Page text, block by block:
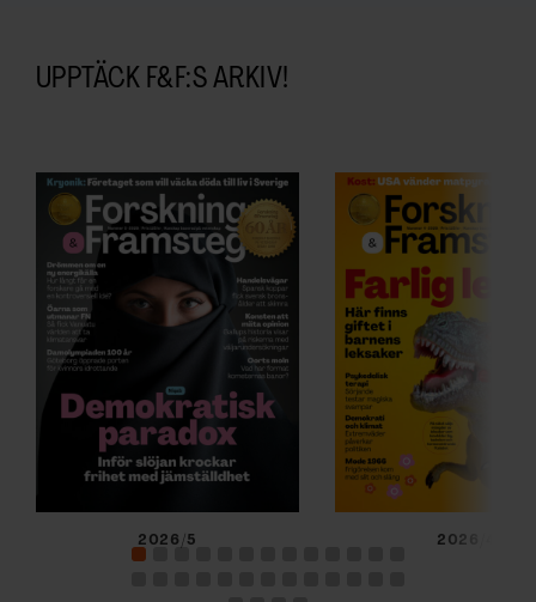
UPPTÄCK F&F:S ARKIV!
2026/5 2026/4